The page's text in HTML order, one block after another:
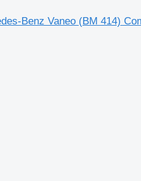
Benz Vaneo (BM 414)